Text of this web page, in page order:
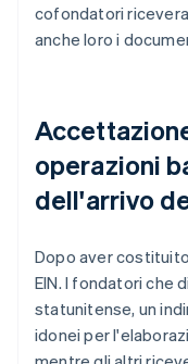
cofondatori
anche loro i
operazioni
dell'arrivo
Dopo aver
EIN. I fondatori che
statunitense, un
idonei per